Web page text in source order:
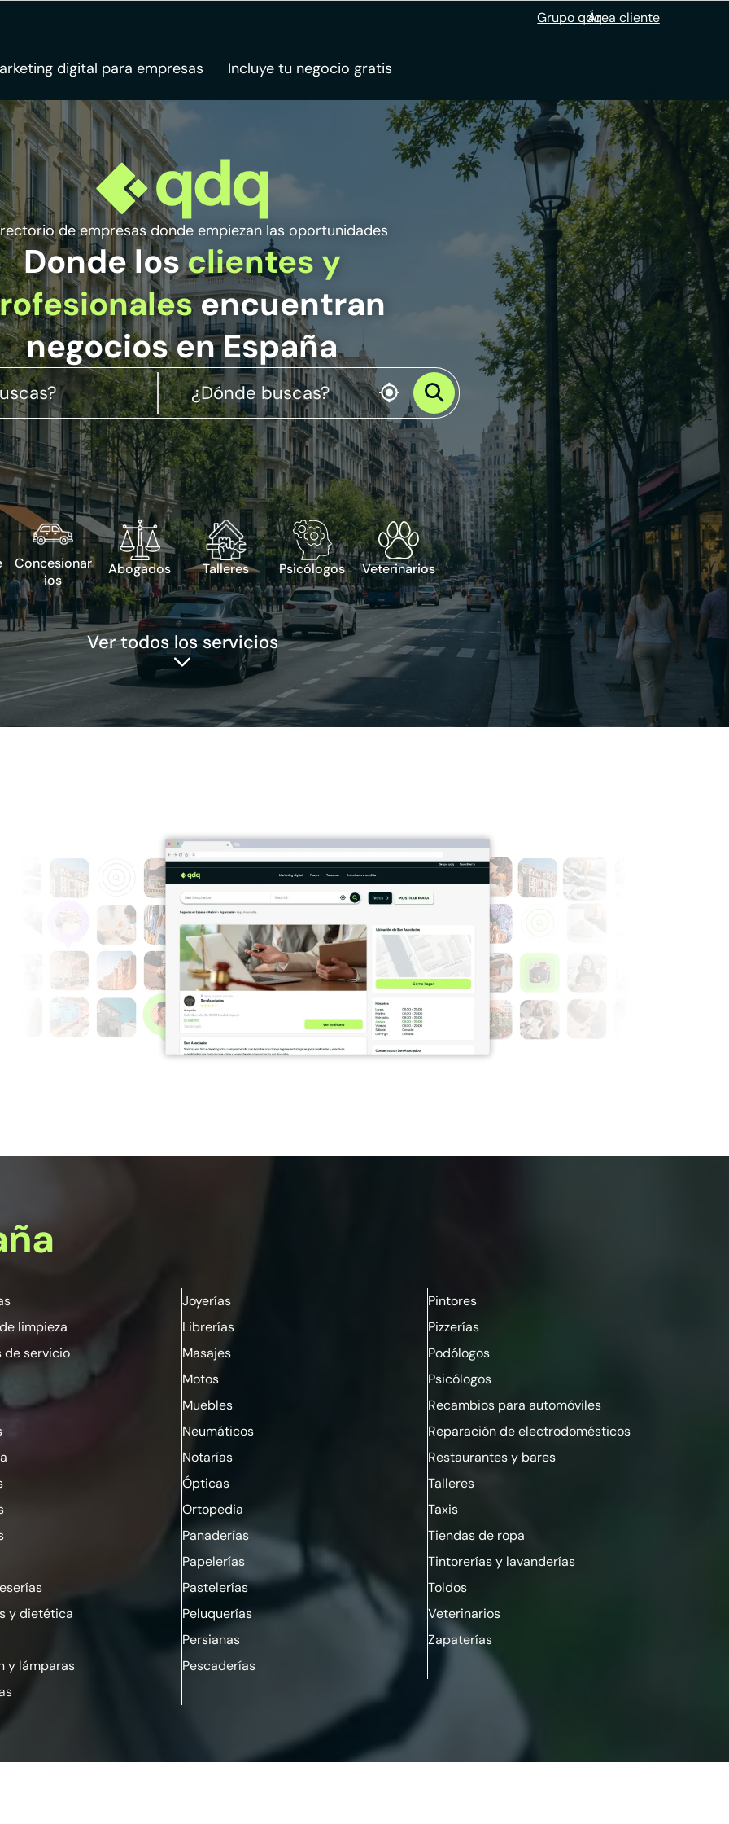
Grupo qdqÁrea cliente
digital para empresas Incluye tu negocio gratis
Donde losclientes y
encuentran
negocios en España
de empresas donde empiezan las oportunidades
Concesionar
ios
Abogados Talleres Psicólogos Veterinarios
Ver todos los servicios
Estética
Y REFORMAS
Construcción y Obras ›
y Fabricación ›
Mascotas y Veterinarios ›
SALUD Y BIENESTAR
Clínicas, Salud y Bienestar
Transporte y Mudanzas
FORMACIÓN, AYUDA Y OTROS
Formación y Academias
Servicios Sociales y
Comunitarios
limpieza
de servicio
y dietética
y lámparas
Joyerías
Librerías
Masajes
Motos
Muebles
Neumáticos
Notarías
Ópticas
Ortopedia
Panaderías
Papelerías
Pastelerías
Peluquerías
Persianas
Pescaderías
Pintores
Pizzerías
Podólogos
Psicólogos
Recambios para automóviles
Reparación de electrodomésticos
Restaurantes y bares
Talleres
Taxis
Tiendas de ropa
Tintorerías y lavanderías
Toldos
Veterinarios
Zapaterías